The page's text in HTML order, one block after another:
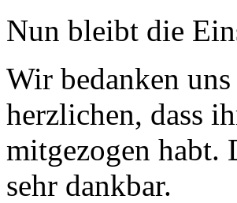
Nun bleibt die
Wir bedanken
herzlichen, dass
mitgezogen habt.
sehr dankbar.